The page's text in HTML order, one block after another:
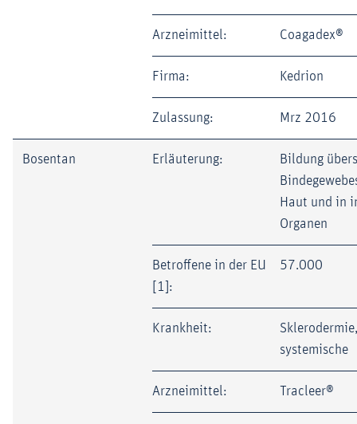
Arzneimittel: Coagadex®
Firma: Kedrion
Zulassung: Mrz 2016
Bosentan Erläuterung:
Bildung
Haut und in
Organen
Betroffene in der EU
[1]:
57.000
Krankheit:
Sklerodermie,
systemische
Arzneimittel: Tracleer®